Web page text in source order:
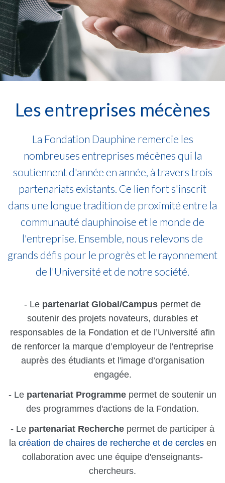
Les entreprises mécènes
La Fondation Dauphine remercie les
nombreuses entreprises mécènes qui la
soutiennent d'année en année, à travers trois
partenariats existants. Ce lien fort s'inscrit
dans une longue tradition de proximité entre la
communauté dauphinoise et le monde de
l'entreprise. Ensemble, nous relevons de
grands défis pour le progrès et le rayonnement
de l'Université et de notre société.
- Le partenariat Global/Campus permet de
soutenir des projets novateurs, durables et
responsables de la Fondation et de l’Université afin
de renforcer la marque d’employeur de l'entreprise
auprès des étudiants et l'image d’organisation
engagée.
- Le partenariat Programme permet de soutenir un
des programmes d'actions de la Fondation.
- Le partenariat Recherche permet de participer à
la création de chaires de recherche et de cerclesen
collaboration avec une équipe d'enseignants-
chercheurs.